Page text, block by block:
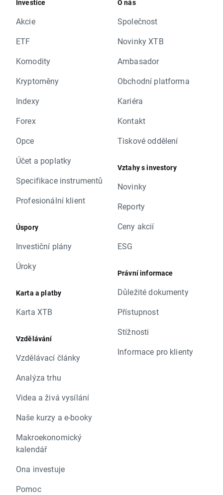
Investice
Akcie
ETF
Komodity
Kryptoměny
Indexy
Forex
Opce
Účet a poplatky
Specifikace instrumentů
Profesionální klient
Úspory
Investiční plány
Úroky
Karta a platby
Karta XTB
Vzdělávání
Vzdělávací články
Analýza trhu
Videa a živá vysílání
Naše kurzy a e-booky
Makroekonomický
kalendář
Ona investuje
Pomoc
O nás
Společnost
Novinky XTB
Ambasador
Obchodní platforma
Kariéra
Kontakt
Tiskové oddělení
Vztahy s investory
Novinky
Reporty
Ceny akcií
ESG
Právní informace
Důležité dokumenty
Přístupnost
Stížnosti
Informace pro klienty